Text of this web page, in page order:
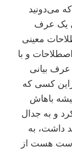
می‌دونید
یک عرف
معینی
و با
عرف بیانی
کسی که
باهاش
و به جدال
داشت، به
هست از